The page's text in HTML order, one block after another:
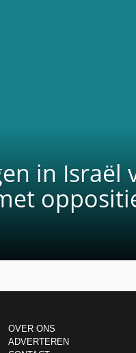
in Israël
OVER ONS
ADVERTEREN